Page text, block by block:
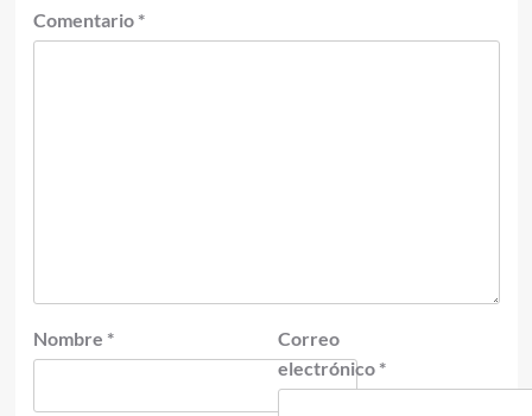
Comentario *
Nombre *
Correo
electrónico *